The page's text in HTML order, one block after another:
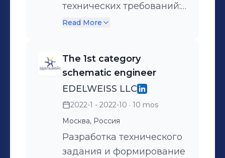
технических требований:
1. Разработка архитектуры
узлов, управление
питанием и периферией
изделий. 2. Согласование
и утверждение
требований на
разрабатываемые
изделия; 3. Управление
Read More
The 1st category
schematic engineer
EDELWEISS LLC
2022-1 - 2022-10 · 10 mos
Москва, Россия
Разработка технического
задания и формирование